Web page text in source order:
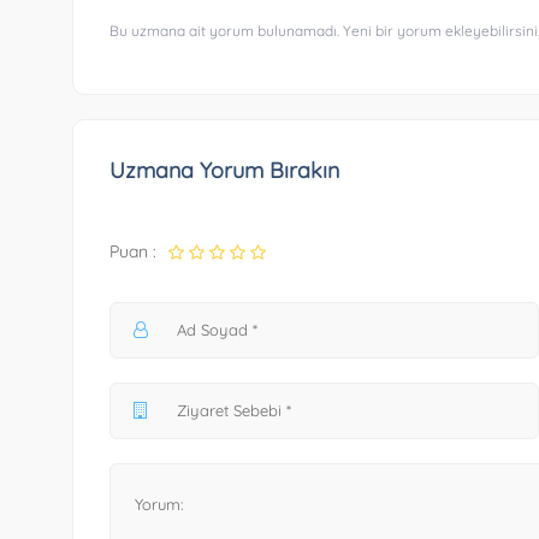
Bu uzmana ait yorum bulunamadı. Yeni bir yorum
Uzmana Yorum Bırakın
Puan :